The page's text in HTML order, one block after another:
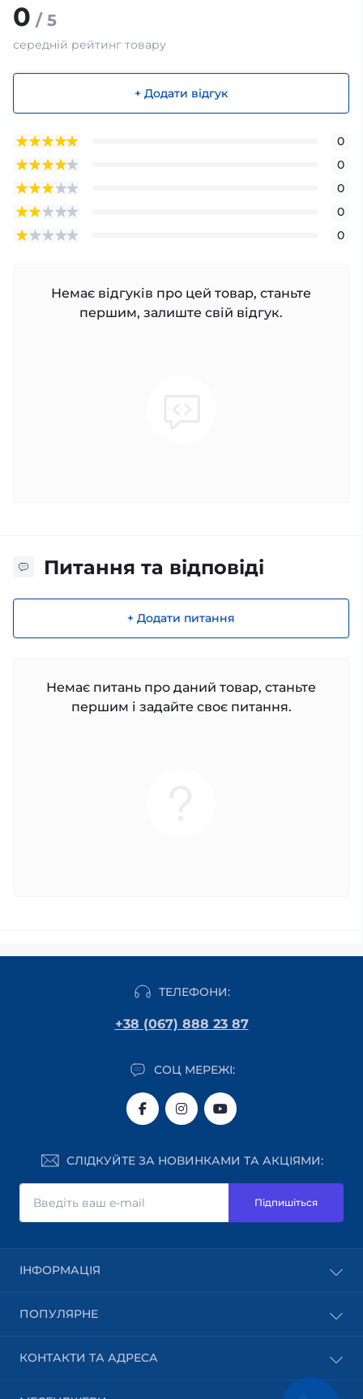
0 / 5
середній рейтинг товару
+ Додати відгук
0
0
0
0
0
Немає відгуків про цей товар, станьте
першим, залиште свій відгук.
Питання та відповіді
+ Додати питання
Немає питань про даний товар, станьте
першим і задайте своє питання.
ТЕЛЕФОНИ:
+38 (067) 888 23 87
СОЦ МЕРЕЖІ:
СЛІДКУЙТЕ ЗА НОВИНКАМИ ТА АКЦІЯМИ:
Підпишіться
ІНФОРМАЦІЯ
Доставка
Користувацька угода
ПОПУЛЯРНЕ
Шпон
КОНТАКТИ ТА АДРЕСА
Львівська область, м. Броди, вул. Бузова, 29